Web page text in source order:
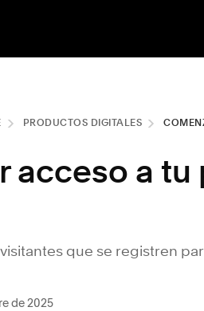
PRODUCTOS DIGITALES
acceso a tu
que se registren
de 2025